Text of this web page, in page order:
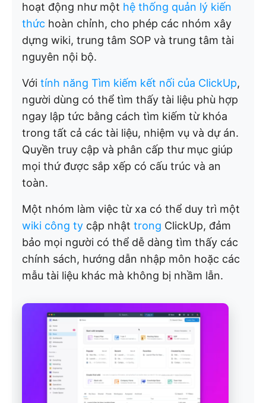
hoạt động như một hệ thống quản lý kiến
thức hoàn chỉnh, cho phép các nhóm xây
dựng wiki, trung tâm SOP và trung tâm tài
nguyên nội bộ.
Với tính năng Tìm kiếm kết nối của ClickUp,
người dùng có thể tìm thấy tài liệu phù hợp
ngay lập tức bằng cách tìm kiếm từ khóa
trong tất cả các tài liệu, nhiệm vụ và dự án.
Quyền truy cập và phân cấp thư mục giúp
mọi thứ được sắp xếp có cấu trúc và an
toàn.
Một nhóm làm việc từ xa có thể duy trì một
wiki công ty cập nhật trong ClickUp, đảm
bảo mọi người có thể dễ dàng tìm thấy các
chính sách, hướng dẫn nhập môn hoặc các
mẫu tài liệu khác mà không bị nhầm lẫn.